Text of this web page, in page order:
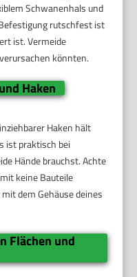
Schwanenhals und
rutschfest ist
ist. Vermeide
könnten.
Haken
Haken hält
ist praktisch bei
Hände brauchst. Achte
keine Bauteile
dem Gehäuse deines
Flächen und